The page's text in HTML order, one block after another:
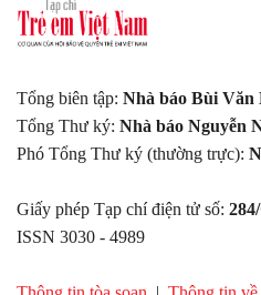
sân vườn
GOAT chuyênTấm grating
Tổng biên tập: Nhà báo Bùi Văn
Tổng Thư ký: Nhà báo Nguyễn
Phó Tổng Thư ký (thường trực):
Giấy phép Tạp chí điện tử số:
ISSN 3030 - 4989